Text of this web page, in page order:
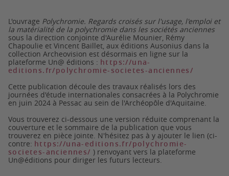
L'ouvrage Polychromie. Regards croisés sur l'usage, l'emploi et
la matérialité de la polychromie dans les sociétés anciennes
sous la direction conjointe d'Aurélie Mounier, Rémy
Chapoulie et Vincent Baillet, aux éditions Ausonius dans la
collection Archeovision est désormais en ligne sur la
plateforme Un@ éditions : https://una-
editions.fr/polychromie-societes-anciennes/
Cette publication découle des travaux réalisés lors des
journées d'étude internationales consacrées à la Polychromie
en juin 2024 à Pessac au sein de l'Archéopôle d'Aquitaine.
Vous trouverez ci-dessous une version réduite comprenant la
couverture et le sommaire de la publication que vous
trouverez en pièce jointe. N'hésitez pas à y ajouter le lien (ci-
contre: https://una-editions.fr/polychromie-
societes-anciennes/ ) renvoyant vers la plateforme
Un@éditions pour diriger les futurs lecteurs.